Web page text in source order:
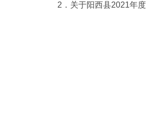
2．关于阳西县2021年